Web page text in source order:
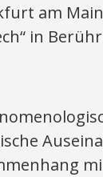
am
in
mit